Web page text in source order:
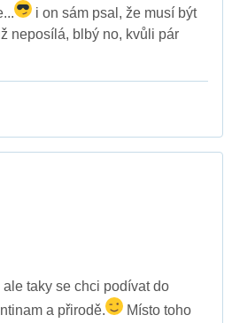
i on sám psal, že musí být
neposílá, blbý no, kvůli pár
ale taky se chci podívat do
a přirodě.
Místo toho